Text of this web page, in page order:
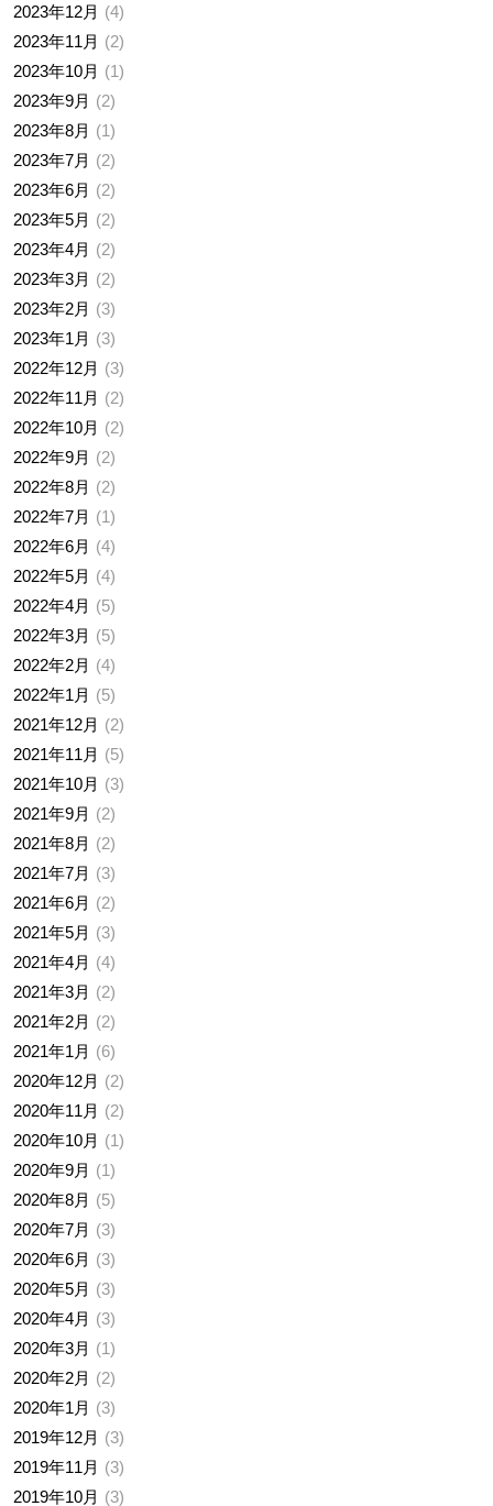
2023年12月
4
2023年11月
2
2023年10月
1
2023年9月
2
2023年8月
1
2023年7月
2
2023年6月
2
2023年5月
2
2023年4月
2
2023年3月
2
2023年2月
3
2023年1月
3
2022年12月
3
2022年11月
2
2022年10月
2
2022年9月
2
2022年8月
2
2022年7月
1
2022年6月
4
2022年5月
4
2022年4月
5
2022年3月
5
2022年2月
4
2022年1月
5
2021年12月
2
2021年11月
5
2021年10月
3
2021年9月
2
2021年8月
2
2021年7月
3
2021年6月
2
2021年5月
3
2021年4月
4
2021年3月
2
2021年2月
2
2021年1月
6
2020年12月
2
2020年11月
2
2020年10月
1
2020年9月
1
2020年8月
5
2020年7月
3
2020年6月
3
2020年5月
3
2020年4月
3
2020年3月
1
2020年2月
2
2020年1月
3
2019年12月
3
2019年11月
3
2019年10月
3